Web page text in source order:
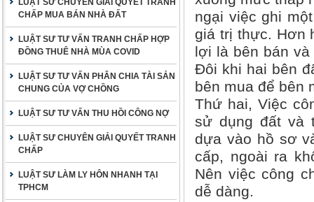
LUẬT SƯ CHUYÊN GIẢI QUYẾT TRANH
CHẤP MUA BÁN NHÀ ĐẤT
LUẬT SƯ TƯ VẤN TRANH CHẤP HỢP
ĐỒNG THUÊ NHÀ MÙA COVID
LUẬT SƯ TƯ VẤN PHÂN CHIA TÀI SẢN
CHUNG CỦA VỢ CHỒNG
LUẬT SƯ TƯ VẤN THU HỒI CÔNG NỢ
LUẬT SƯ CHUYÊN GIẢI QUYẾT TRANH
CHẤP
LUẬT SƯ LÀM LY HÔN NHANH TẠI
TPHCM
ngại việc ghi
giá trị thực. Hơn
lợi là bên bán
Đôi khi hai bên
bên mua để bên
Thứ hai, Việc
sử dụng đất và
dựa vào hồ sơ
cấp, ngoài ra
Nên việc công
dễ dàng.